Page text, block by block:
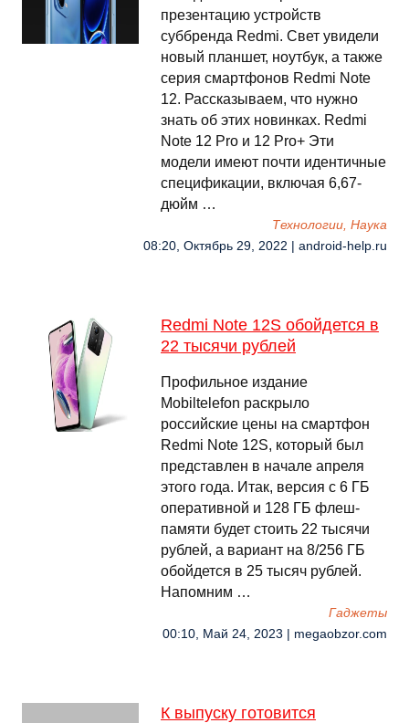
презентацию устройств
суббренда Redmi. Свет увидели
новый планшет, ноутбук, а также
серия смартфонов Redmi Note
12. Рассказываем, что нужно
знать об этих новинках. Redmi
Note 12 Pro и 12 Pro+ Эти
модели имеют почти идентичные
спецификации, включая 6,67-
дюйм …
Технологии, Наука
08:20, Октябрь 29, 2022 | android-help.ru
Redmi Note 12S обойдется в
22 тысячи рублей
Профильное издание
Mobiltelefon раскрыло
российские цены на смартфон
Redmi Note 12S, который был
представлен в начале апреля
этого года. Итак, версия с 6 ГБ
оперативной и 128 ГБ флеш-
памяти будет стоить 22 тысячи
рублей, а вариант на 8/256 ГБ
обойдется в 25 тысяч рублей.
Напомним …
Гаджеты
00:10, Май 24, 2023 | megaobzor.com
К выпуску готовится